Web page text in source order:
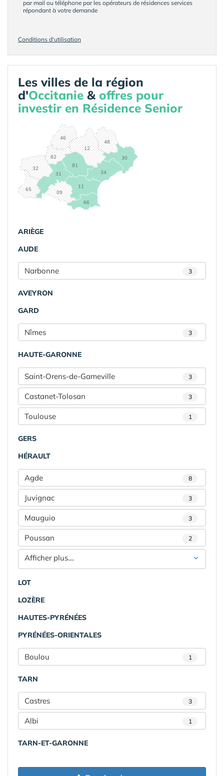
par mail ou téléphone par les opérateurs de résidences services
répondant à votre demande
Conditions d'utilisation
Les villes de la région
d'Occitanie & offres pour
investir en Résidence Senior
09
11
12
30
31
32
34
46
48
65
66
81
82
ARIÈGE
AUDE
Narbonne 3
AVEYRON
GARD
Nîmes 3
HAUTE-GARONNE
Saint-Orens-de-Gameville 3
Castanet-Tolosan 3
Toulouse 1
GERS
HÉRAULT
Agde 8
Juvignac 3
Mauguio 3
Poussan 2
Afficher plus....
LOT
LOZÈRE
HAUTES-PYRÉNÉES
PYRÉNÉES-ORIENTALES
Boulou 1
TARN
Castres 3
Albi 1
TARN-ET-GARONNE